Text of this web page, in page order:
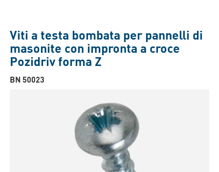
Viti a testa bombata per pannelli di
masonite con impronta a croce
Pozidriv forma Z
BN 50023